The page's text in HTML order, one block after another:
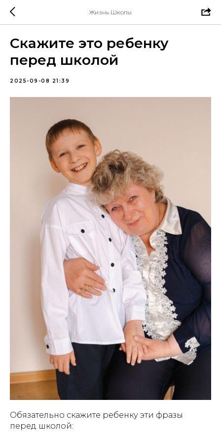
Жизнь Школы
Скажите это ребенку
перед школой
2025-09-08 21:39
Обязательно скажите ребенку эти фразы
перед школой: